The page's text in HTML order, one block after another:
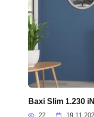
Baxi Slim 1.230
22